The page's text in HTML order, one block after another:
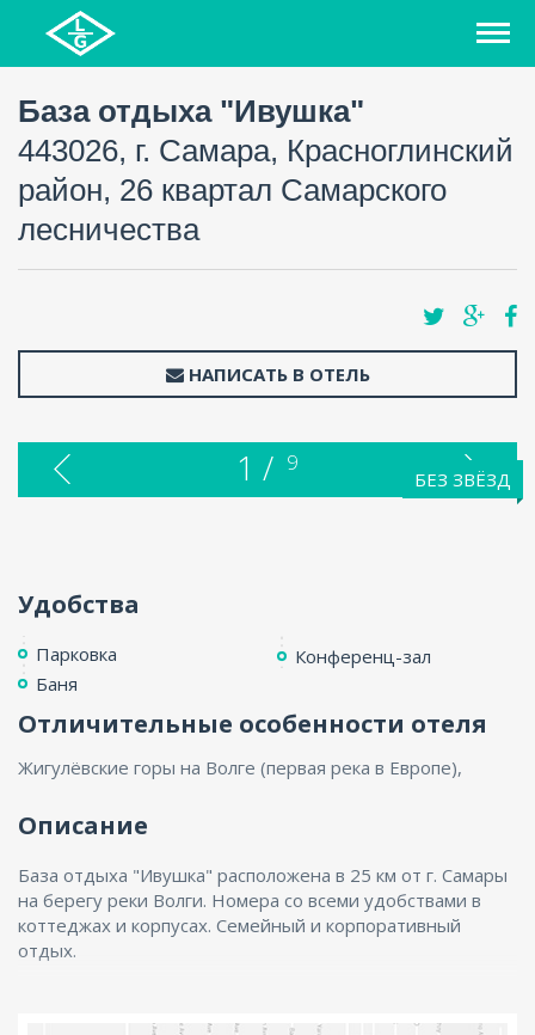
База отдыха "Ивушка"
443026, г. Самара, Красноглинский
район, 26 квартал Самарского
лесничества
НАПИСАТЬ В ОТЕЛЬ
БЕЗ ЗВЁЗД
1 / 9
Удобства
Парковка
Баня
Конференц-зал
Отличительные особенности отеля
Жигулёвские горы на Волге (первая река в Европе),
Описание
База отдыха "Ивушка" расположена в 25 км от г. Самары
на берегу реки Волги. Номера со всеми удобствами в
коттеджах и корпусах. Семейный и корпоративный
отдых.